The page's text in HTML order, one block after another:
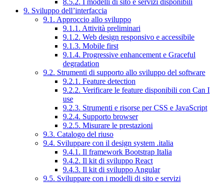
8.5.2. I modelli di sito e servizi disponibili
9. Sviluppo dell’interfaccia
9.1. Approccio allo sviluppo
9.1.1. Attività preliminari
9.1.2. Web design responsivo e accessibile
9.1.3. Mobile first
9.1.4. Progressive enhancement e Graceful
degradation
9.2. Strumenti di supporto allo sviluppo del software
9.2.1. Feature detection
9.2.2. Verificare le feature disponibili con Can I
use
9.2.3. Strumenti e risorse per CSS e JavaScript
9.2.4. Supporto browser
9.2.5. Misurare le prestazioni
9.3. Catalogo del riuso
9.4. Sviluppare con il design system .italia
9.4.1. Il framework Bootstrap Italia
9.4.2. Il kit di sviluppo React
9.4.3. Il kit di sviluppo Angular
9.5. Sviluppare con i modelli di sito e servizi